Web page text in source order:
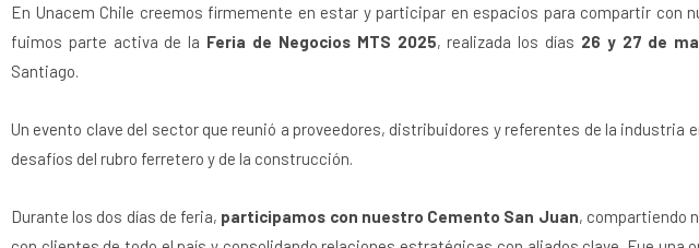
En Unacem Chile creemos firmemente en estar y participar en espacios para compartir con
fuimos parte activa de la Feria de Negocios MTS 2025, realizada los días 26 y 27 de
Santiago.
Un evento clave del sector que reunió a proveedores, distribuidores y referentes de la industria
desafíos del rubro ferretero y de la construcción.
Durante los dos días de feria, participamos con nuestro Cemento San Juan, compartiendo